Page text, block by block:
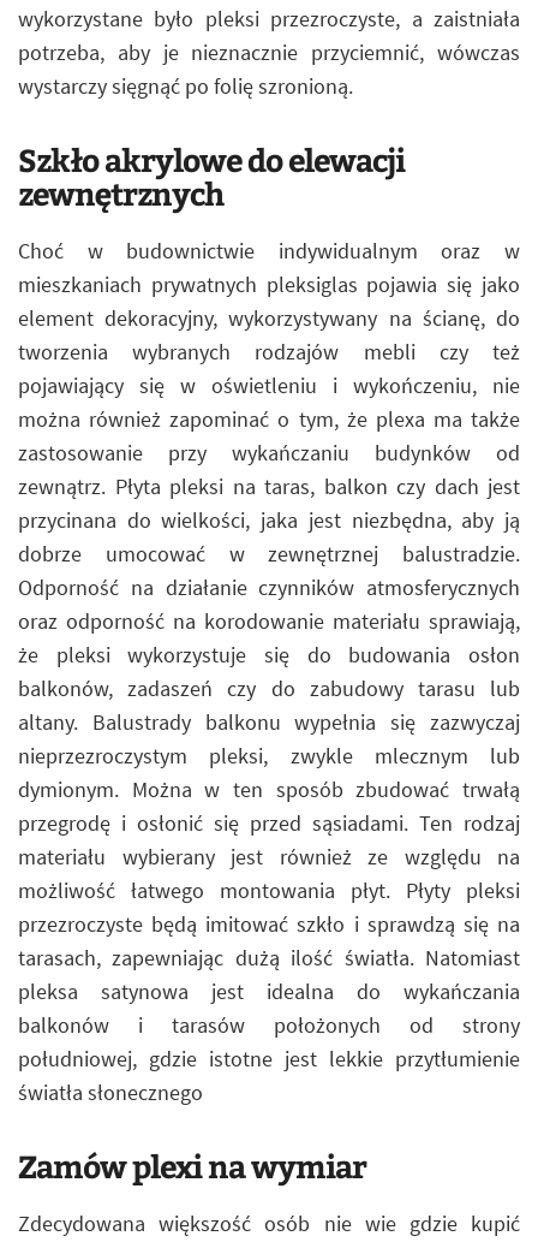
wykorzystane było pleksi przezroczyste, a zaistniała
potrzeba, aby je nieznacznie przyciemnić, wówczas
wystarczy sięgnąć po folię szronioną.
Szkło akrylowe do elewacji
zewnętrznych
Choć w budownictwie indywidualnym oraz w
mieszkaniach prywatnych pleksiglas pojawia się jako
element dekoracyjny, wykorzystywany na ścianę, do
tworzenia wybranych rodzajów mebli czy też
pojawiający się w oświetleniu i wykończeniu, nie
można również zapominać o tym, że plexa ma także
zastosowanie przy wykańczaniu budynków od
zewnątrz. Płyta pleksi na taras, balkon czy dach jest
przycinana do wielkości, jaka jest niezbędna, aby ją
dobrze umocować w zewnętrznej balustradzie.
Odporność na działanie czynników atmosferycznych
oraz odporność na korodowanie materiału sprawiają,
że pleksi wykorzystuje się do budowania osłon
balkonów, zadaszeń czy do zabudowy tarasu lub
altany. Balustrady balkonu wypełnia się zazwyczaj
nieprzezroczystym pleksi, zwykle mlecznym lub
dymionym. Można w ten sposób zbudować trwałą
przegrodę i osłonić się przed sąsiadami. Ten rodzaj
materiału wybierany jest również ze względu na
możliwość łatwego montowania płyt. Płyty pleksi
przezroczyste będą imitować szkło i sprawdzą się na
tarasach, zapewniając dużą ilość światła. Natomiast
pleksa satynowa jest idealna do wykańczania
balkonów i tarasów położonych od strony
południowej, gdzie istotne jest lekkie przytłumienie
światła słonecznego
Zamów plexi na wymiar
Zdecydowana większość osób nie wie gdzie kupić